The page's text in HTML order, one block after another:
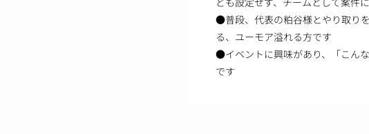
●普段、代表の粕谷様とやり取り
る、ユーモア溢れる方です
●イベントに興味があり、「こん
です